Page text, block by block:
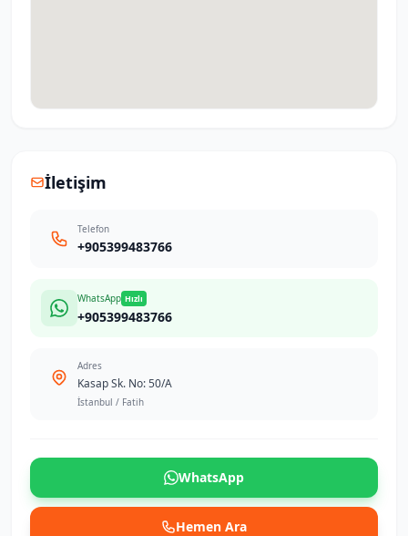
İletişim
Telefon
+905399483766
WhatsApp Hızlı
+905399483766
Adres
Kasap Sk. No: 50/A
İstanbul / Fatih
WhatsApp
Hemen Ara